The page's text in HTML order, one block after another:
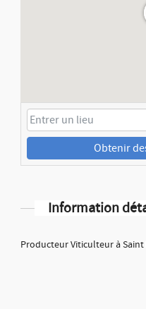
Obtenir
Information
Producteur Viticulteur à